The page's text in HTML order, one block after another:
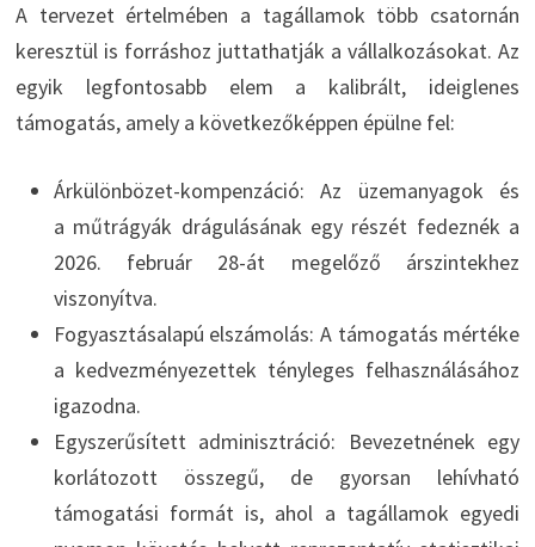
A tervezet értelmében a tagállamok több csatornán
keresztül is forráshoz juttathatják a vállalkozásokat. Az
egyik legfontosabb elem a kalibrált, ideiglenes
támogatás, amely a következőképpen épülne fel:
Árkülönbözet-kompenzáció: Az üzemanyagok és
a műtrágyák drágulásának egy részét fedeznék a
2026. február 28-át megelőző árszintekhez
viszonyítva.
Fogyasztásalapú elszámolás: A támogatás mértéke
a kedvezményezettek tényleges felhasználásához
igazodna.
Egyszerűsített adminisztráció: Bevezetnének egy
korlátozott összegű, de gyorsan lehívható
támogatási formát is, ahol a tagállamok egyedi